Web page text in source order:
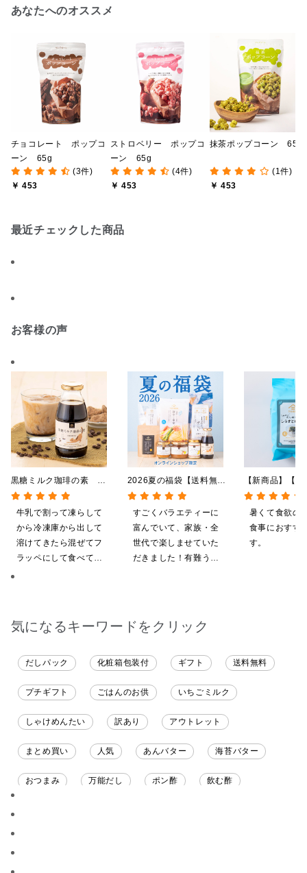
あなたへのオススメ
チョコレート ポップコ
ーン 65g
(3件)
￥ 453
ストロベリー ポップコ
ーン 65g
(4件)
￥ 453
抹茶ポップコーン 65g
(1件)
￥ 453
最近チェックした商品
お客様の声
【新商品】【
やしだし茶漬
鯛だし 4食
暑くて食欲の
食事におすす
す。
2026夏の福袋【送料無
料】【オンライン限定】
【ポイントキャンペーン実
施中】【のし・ラッピン
グ・化粧箱詰め不可】
すごくバラエティーに
富んでいて、家族・全
世代で楽しませていた
だきました！有難うご
黒糖ミルク珈琲の素
275ml （ドリンクベース／
希釈タイプ）
牛乳で割って凍らして
から冷凍庫から出して
溶けてきたら混ぜてフ
ラッペにして食べてい
気になるキーワードをクリック
だしパック 化粧箱包装付 ギフト 送料無料
プチギフト ごはんのお供 いちごミルク
しゃけめんたい 訳あり アウトレット
まとめ買い 人気 あんバター 海苔バター
おつまみ 万能だし ポン酢 飲む酢